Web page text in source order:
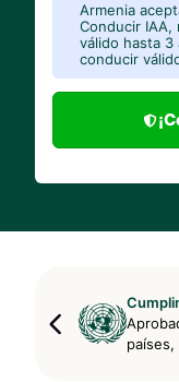
Armenia
Conducir
válido hasta
conducir
países,